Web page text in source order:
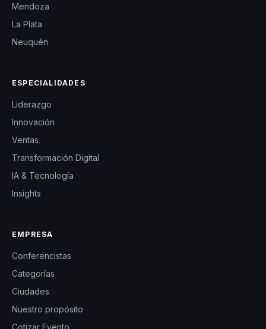
Mendoza
La Plata
Neuquén
ESPECIALIDADES
Liderazgo
Innovación
Ventas
Transformación Digital
IA & Tecnología
Insights
EMPRESA
Conferencistas
Categorías
Ciudades
Nuestro propósito
Cotizar Evento